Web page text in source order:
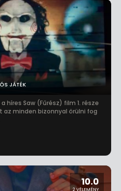
JÁTÉK
híres Saw (Fűrész) film 1. része
minden bizonnyal örülni fog
10.0
2 VÉLEMÉNY